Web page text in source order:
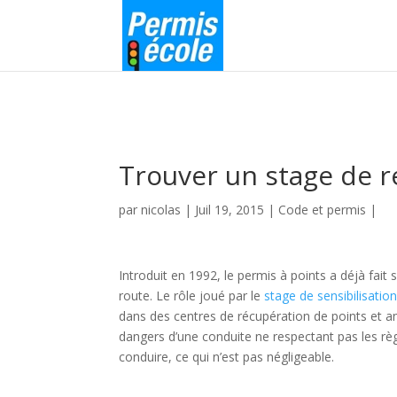
Trouver un stage de
parnicolas | Juil 19, 2015 | Code et permis |
Introduit en 1992, le permis à points a déjà fait
route. Le rôle joué par le stage de
dans des centres de récupération de points et
dangers d’une conduite ne respectant pas les
conduire, ce qui n’est pas négligeable.